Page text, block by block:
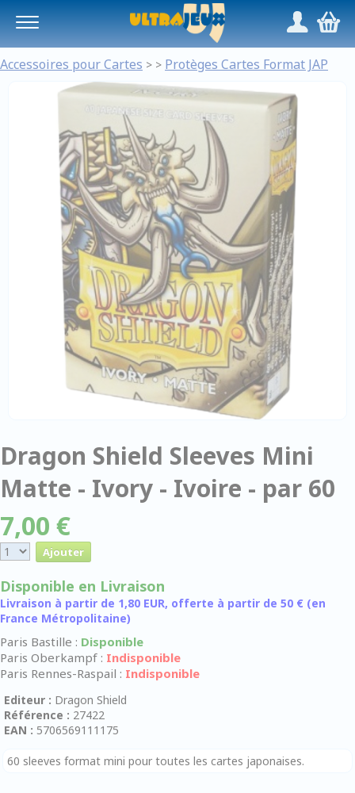
/,
Accessoires pour Cartes > > Protèges Cartes Format JAP
Dragon Shield Sleeves Mini
Matte - Ivory - Ivoire - par 60
7,00 €
Disponible en Livraison
Livraison à partir de 1,80 EUR, offerte à partir de 50 € (en
France Métropolitaine)
Paris Bastille : Disponible
Paris Oberkampf : Indisponible
Paris Rennes-Raspail : Indisponible
Editeur : Dragon Shield
Référence : 27422
EAN : 5706569111175
60 sleeves format mini pour toutes les cartes japonaises.